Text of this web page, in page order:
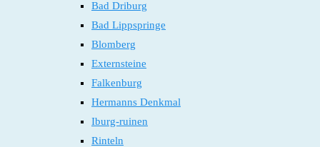
Bad Driburg
Bad Lippspringe
Blomberg
Externsteine
Falkenburg
Hermanns Denkmal
Iburg-ruinen
Rinteln